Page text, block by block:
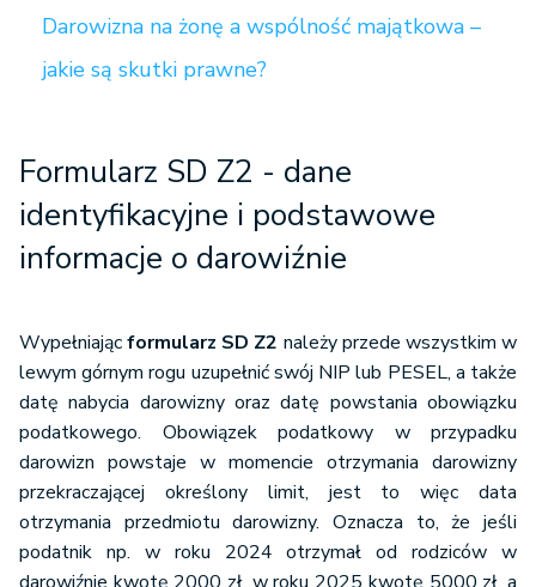
Darowizna na żonę a wspólność majątkowa –
jakie są skutki prawne?
Formularz SD Z2 - dane
identyfikacyjne i podstawowe
informacje o darowiźnie
Wypełniającformularz SD Z2 należy przede wszystkim w
lewym górnym rogu uzupełnić swój NIP lub PESEL, a także
datę nabycia darowizny oraz datę powstania obowiązku
podatkowego. Obowiązek podatkowy w przypadku
darowizn powstaje w momencie otrzymania darowizny
przekraczającej określony limit, jest to więc data
otrzymania przedmiotu darowizny. Oznacza to, że jeśli
podatnik np. w roku 2024 otrzymał od rodziców w